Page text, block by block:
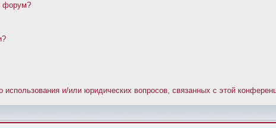
форум?
использования и/или юридических вопросов, связанных с этой